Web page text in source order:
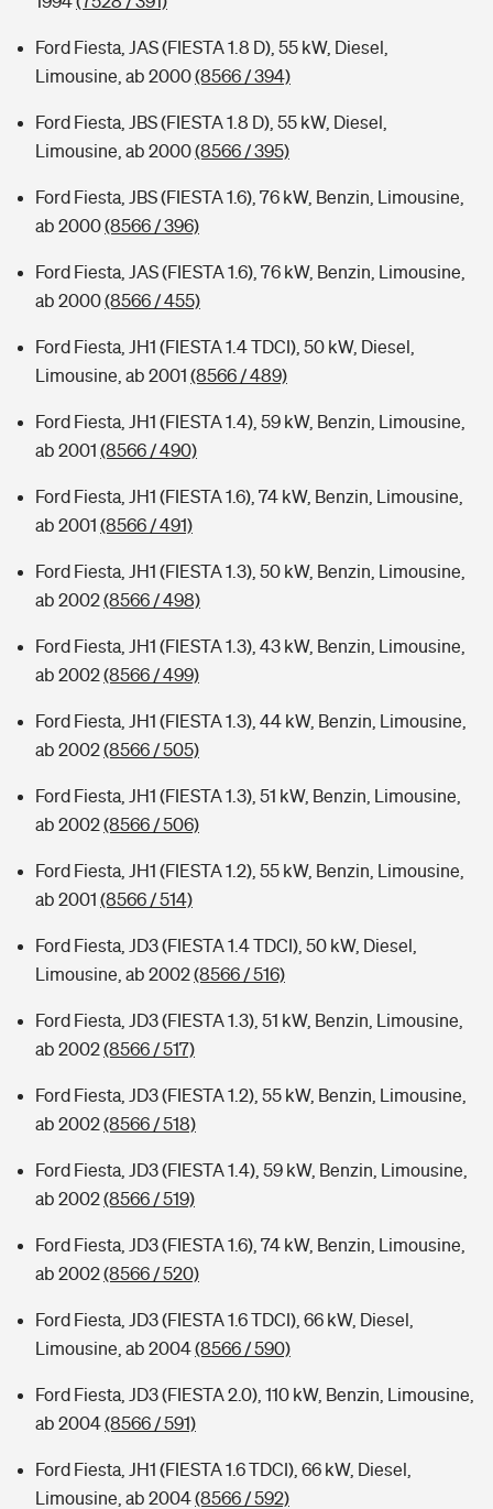
Ford Fiesta, JAS (FIESTA 1.8 D), 55 kW, Diesel,
Limousine, ab 2000(8566 / 394)
Ford Fiesta, JBS (FIESTA 1.8 D), 55 kW, Diesel,
Limousine, ab 2000(8566 / 395)
Ford Fiesta, JBS (FIESTA 1.6), 76 kW, Benzin, Limousine,
ab 2000(8566 / 396)
Ford Fiesta, JAS (FIESTA 1.6), 76 kW, Benzin, Limousine,
ab 2000(8566 / 455)
Ford Fiesta, JH1 (FIESTA 1.4 TDCI), 50 kW, Diesel,
Limousine, ab 2001 (8566 / 489)
Ford Fiesta, JH1 (FIESTA 1.4), 59 kW, Benzin, Limousine,
ab 2001 (8566 / 490)
Ford Fiesta, JH1 (FIESTA 1.6), 74 kW, Benzin, Limousine,
ab 2001 (8566 / 491)
Ford Fiesta, JH1 (FIESTA 1.3), 50 kW, Benzin, Limousine,
ab 2002(8566 / 498)
Ford Fiesta, JH1 (FIESTA 1.3), 43 kW, Benzin, Limousine,
ab 2002(8566 / 499)
Ford Fiesta, JH1 (FIESTA 1.3), 44 kW, Benzin, Limousine,
ab 2002(8566 / 505)
Ford Fiesta, JH1 (FIESTA 1.3), 51 kW, Benzin, Limousine,
ab 2002(8566 / 506)
Ford Fiesta, JH1 (FIESTA 1.2), 55 kW, Benzin, Limousine,
ab 2001 (8566 / 514)
Ford Fiesta, JD3 (FIESTA 1.4 TDCI), 50 kW, Diesel,
Limousine, ab 2002(8566 / 516)
Ford Fiesta, JD3 (FIESTA 1.3), 51 kW, Benzin, Limousine,
ab 2002(8566 / 517)
Ford Fiesta, JD3 (FIESTA 1.2), 55 kW, Benzin, Limousine,
ab 2002(8566 / 518)
Ford Fiesta, JD3 (FIESTA 1.4), 59 kW, Benzin, Limousine,
ab 2002(8566 / 519)
Ford Fiesta, JD3 (FIESTA 1.6), 74 kW, Benzin, Limousine,
ab 2002(8566 / 520)
Ford Fiesta, JD3 (FIESTA 1.6 TDCI), 66 kW, Diesel,
Limousine, ab 2004(8566 / 590)
Ford Fiesta, JD3 (FIESTA 2.0), 110 kW, Benzin, Limousine,
ab 2004(8566 / 591)
Ford Fiesta, JH1 (FIESTA 1.6 TDCI), 66 kW, Diesel,
Limousine, ab 2004(8566 / 592)